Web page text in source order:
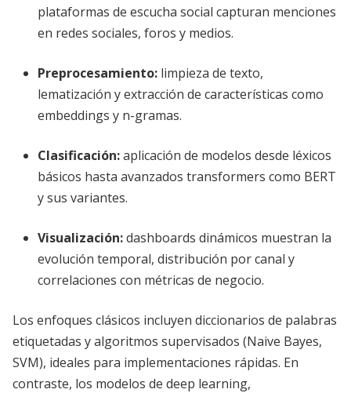
plataformas de escucha social capturan menciones
en redes sociales, foros y medios.
Preprocesamiento: limpieza de texto,
lematización y extracción de características como
embeddings y n-gramas.
Clasificación:aplicación de modelos desde léxicos
básicos hasta avanzados transformers como BERT
y sus variantes.
Visualización:dashboards dinámicos muestran la
evolución temporal, distribución por canal y
correlaciones con métricas de negocio.
Los enfoques clásicos incluyen diccionarios de palabras
etiquetadas y algoritmos supervisados (Naive Bayes,
SVM), ideales para implementaciones rápidas. En
contraste, los modelos de deep learning,